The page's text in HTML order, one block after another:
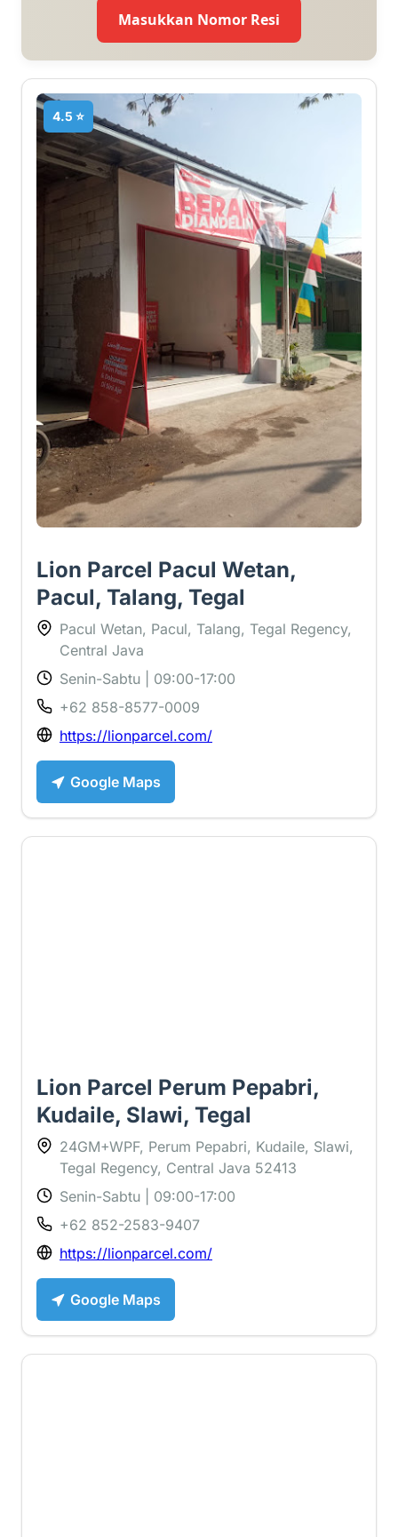
Masukkan Nomor Resi
4.5 ⭐
Lion Parcel Pacul Wetan,
Pacul, Talang, Tegal
Pacul Wetan, Pacul, Talang, Tegal Regency,
Central Java
Senin-Sabtu | 09:00-17:00
+62 858-8577-0009
https://lionparcel.com/
Google Maps
Lion Parcel Perum Pepabri,
Kudaile, Slawi, Tegal
24GM+WPF, Perum Pepabri, Kudaile, Slawi,
Tegal Regency, Central Java 52413
Senin-Sabtu | 09:00-17:00
+62 852-2583-9407
https://lionparcel.com/
Google Maps